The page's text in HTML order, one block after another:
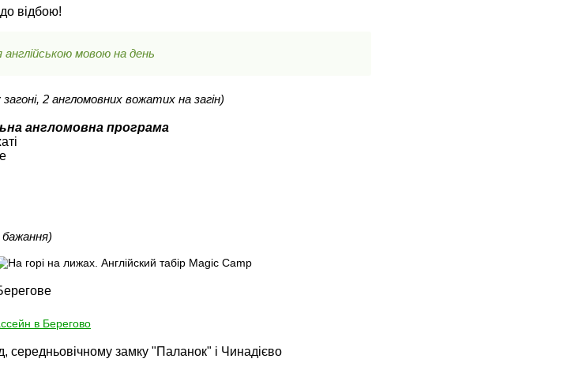
відбою!
англійською мовою на день
2 англомовних вожатих на загін)
англомовна програма
середньовічному замку "Паланок" і Чинадієво